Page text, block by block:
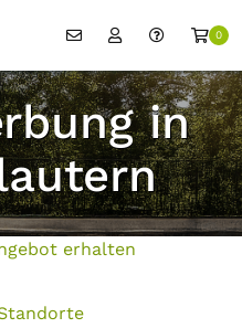
0
in
erhalten